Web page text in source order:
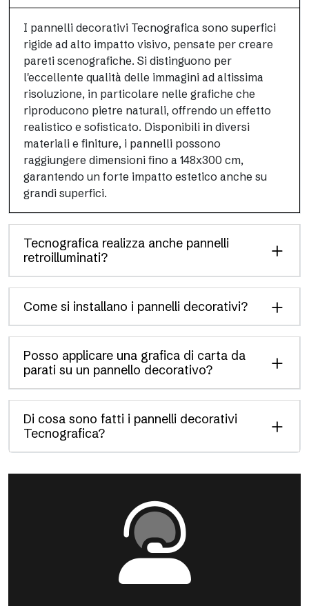
I pannelli decorativi Tecnografica sono superfici
rigide ad alto impatto visivo, pensate per creare
pareti scenografiche. Si distinguono per
l'eccellente qualità delle immagini ad altissima
risoluzione, in particolare nelle grafiche che
riproducono pietre naturali, offrendo un effetto
realistico e sofisticato. Disponibili in diversi
materiali e finiture, i pannelli possono
raggiungere dimensioni fino a 148x300 cm,
garantendo un forte impatto estetico anche su
grandi superfici.
Tecnografica realizza anche pannelli
retroilluminati?
Come si installano i pannelli decorativi?
Posso applicare una grafica di carta da
parati su un pannello decorativo?
Di cosa sono fatti i pannelli decorativi
Tecnografica?